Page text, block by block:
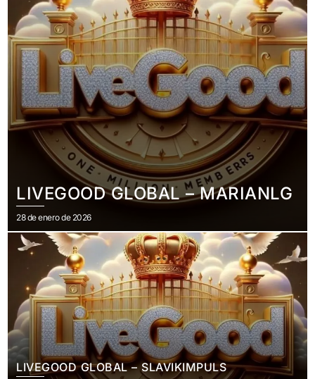
LIVEGOOD GLOBAL – MARIANLG
Publicado
el
28 de enero de 2026
LIVEGOOD GLOBAL – SLAVIKIMPULS